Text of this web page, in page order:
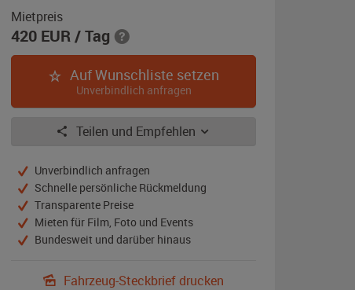
(RAL
6031)
Mietpreis
420 EUR/ Tag
Auf Wunschliste setzen
Unverbindlich anfragen
Teilen und Empfehlen
Unverbindlich anfragen
Schnelle persönliche Rückmeldung
Transparente Preise
Mieten für Film, Foto und Events
Bundesweit und darüber hinaus
Fahrzeug-Steckbrief drucken